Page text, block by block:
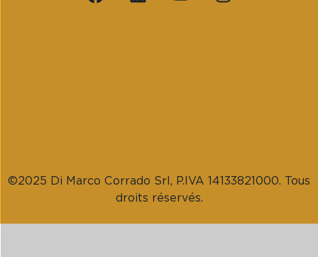
©2025 Di Marco Corrado Srl, P.IVA 14133821000. Tous
droits réservés.